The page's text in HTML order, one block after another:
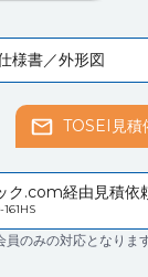
様書／外形図
TOSEI見積
ク.com経由見積依
のみの対応となります